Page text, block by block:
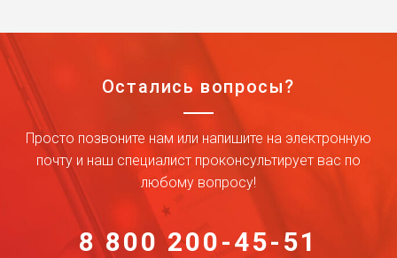
Остались вопросы?
Просто позвоните нам или напишите на электронную
почту и наш специалист проконсультирует вас по
любому вопросу!
8 800 200-45-51